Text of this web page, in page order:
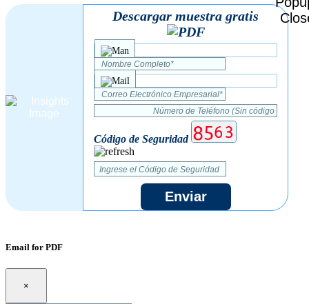
Descargar muestra gratis
Código de Seguridad
Enviar
Email for PDF
×